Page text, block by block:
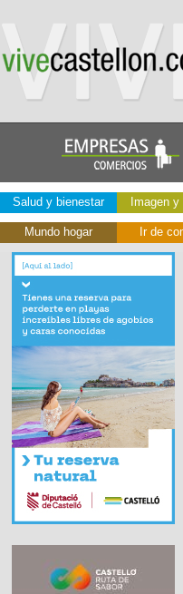
Salud y bienestar Imagen
Mundo hogar Ir de